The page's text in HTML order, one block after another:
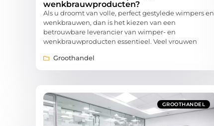
wenkbrauwproducten?
Als u droomt van volle, perfect gestylede wimpers en
wenkbrauwen, dan is het kiezen van een
betrouwbare leverancier van wimper- en
wenkbrauwproducten essentieel. Veel vrouwen
Groothandel
GROOTHANDEL